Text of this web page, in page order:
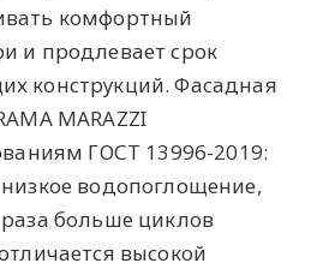
комфортный
и продлевает срок
конструкций. Фасадная
MARAZZI
ГОСТ 13996-2019:
водопоглощение,
больше циклов
высокой